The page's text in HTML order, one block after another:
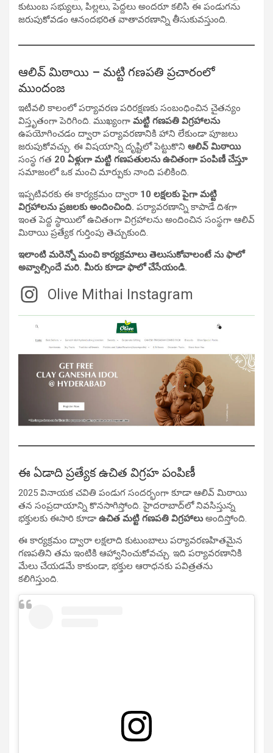
కుటుంబ సభ్యులు, పిల్లలు, పెద్దలు అందరూ కలిసి ఈ పండుగను
జరుపుకోవడం ఆనందభరిత వాతావరణాన్ని తీసుకువస్తుంది.
ఆలివ్ మిఠాయి – మట్టి గణపతి ప్రచారంలో
ముందంజ
ఇటీవలి కాలంలో పర్యావరణ పరిరక్షణకు సంబంధించిన చైతన్యం
విస్తృతంగా పెరిగింది. ముఖ్యంగా మట్టి గణపతి విగ్రహాలను
ఉపయోగించడం ద్వారా పర్యావరణానికి హాని లేకుండా పూజలు
జరుపుకోవచ్చు. ఈ విషయాన్ని దృష్టిలో పెట్టుకొని ఆలివ్ మిఠాయి
సంస్థ గత 20 ఏళ్లుగా మట్టి గణపతులను ఉచితంగా పంపిణీ చేస్తూ
సమాజంలో ఒక మంచి మార్పుకు నాంది పలికింది.
ఇప్పటివరకు ఈ కార్యక్రమం ద్వారా 10 లక్షలకు పైగా మట్టి
విగ్రహాలను ప్రజలకు అందించింది. పర్యావరణాన్ని కాపాడే దిశగా
ఇంత పెద్ద స్థాయిలో ఉచితంగా విగ్రహాలను అందించిన సంస్థగా ఆలివ్
మిఠాయి ప్రత్యేక గుర్తింపు తెచ్చుకుంది.
ఇలాంటి మరెన్నో మంచి కార్యక్రమాలు తెలుసుకోవాలంటే ను ఫాలో
అవ్వాల్సిందే మరి. మీరు కూడా ఫాలో చేసేయండి.
Olive Mithai Instagram
ఈ ఏడాది ప్రత్యేక ఉచిత విగ్రహ పంపిణీ
2025 వినాయక చవితి పండుగ సందర్భంగా కూడా ఆలివ్ మిఠాయి
తన సంప్రదాయాన్ని కొనసాగిస్తోంది. హైదరాబాద్‌లో నివసిస్తున్న
భక్తులకు ఈసారి కూడా ఉచిత మట్టి గణపతి విగ్రహాలుఅందిస్తోంది.
ఈ కార్యక్రమం ద్వారా లక్షలాది కుటుంబాలు పర్యావరణహితమైన
గణపతిని తమ ఇంటికి ఆహ్వానించుకోవచ్చు. ఇది పర్యావరణానికి
మేలు చేయడమే కాకుండా, భక్తుల ఆరాధనకు పవిత్రతను
కలిగిస్తుంది.